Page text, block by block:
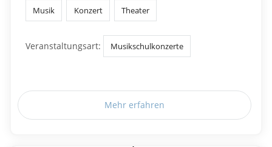
Musik Konzert Theater
Veranstaltungsart: Musikschulkonzerte
Mehr erfahren